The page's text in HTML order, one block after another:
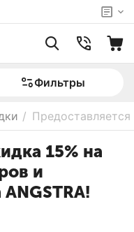
Фильтры
/
15% на
и